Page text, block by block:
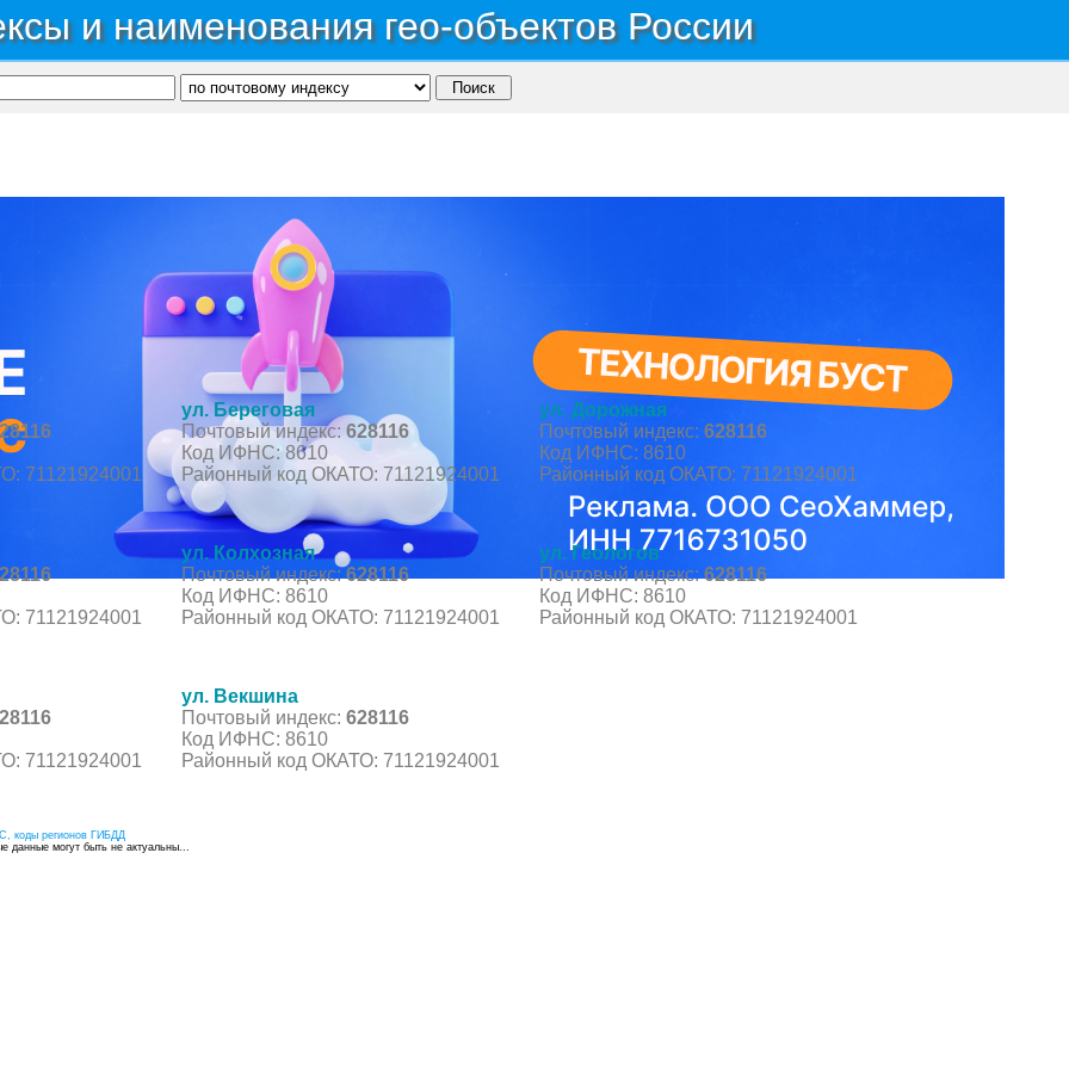
и наименования гео-объектов России
округ Ханты-Мансийский Автономный округ - Югра
71121924001
ул. Береговая
Почтовый индекс: 628116
Код ИФНС: 8610
Районный код ОКАТО: 71121924001
ул. Дорожная
Почтовый индекс: 628116
Код ИФНС: 8610
Районный код ОКАТО: 71121924001
71121924001
ул. Колхозная
Почтовый индекс:628116
Код ИФНС: 8610
Районный код ОКАТО: 71121924001
ул. Геологов
Почтовый индекс:628116
Код ИФНС: 8610
Районный код ОКАТО: 71121924001
71121924001
ул. Векшина
Почтовый индекс: 628116
Код ИФНС: 8610
Районный код ОКАТО: 71121924001
коды регионов ГИБДД
данные могут быть не актуальны...